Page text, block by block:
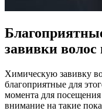
завивки волос
Химическую завивку
благоприятные для
момента для
внимание на такие